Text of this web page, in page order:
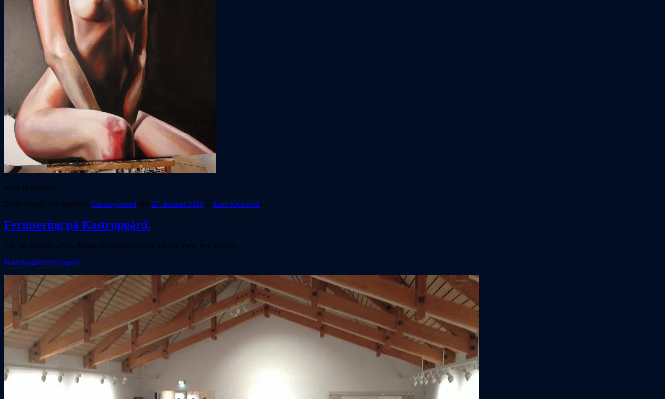
work in progress
Dette indlæg blev udgivet i Uncategorized den 27. februar 2016 af Line Kronvold.
Fernisering på Kastrupgård.
Tak for en dejlig aften. Mange mennesker, lækre lokaler. Fine, fine billeder.
#kastrupgårdsamlingenå